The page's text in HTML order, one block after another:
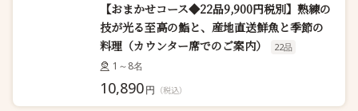
【おまかせコース◆22品9,900円税別】熟練の
技が光る至高の鮨と、産地直送鮮魚と季節の
料理（カウンター席でのご案内）
22品
1～8名
10,890円 （税込）